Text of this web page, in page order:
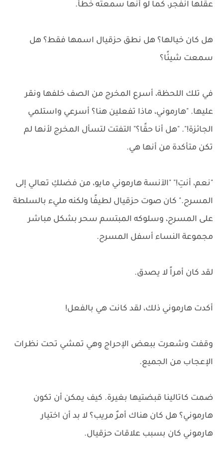
عقلها انفجر، كما لو أنها سمعته خطأً.
هل كان خيالها؟ هل نطق حزقيال اسمها فقط؟ هل
سمعت شيئًا؟
في تلك اللحظة، أسرع المخرج من الصف خلفها ونقر
عليها. "هارموني، ماذا تفعلين هنا؟ أسرعي واستلمي
الجائزة!". "هل أنا حقًا؟" التفتت لتسأل المخرج لأنها لم
تكن متأكدة من أنها هي.
"نعم، أنتِ!" "الآنسة هارموني مايو، من فضلكِ تعالي إلى
المسرح." كان صوت حزقيال لطيفًا ولكنه مليء بالسلطة
على المسرح، وسلوكه المبتسم سحر بشكل مباشر
مجموعة النساء أسفل المسرح.
لقد كان أمراً لا يصدق.
أكدت هارموني ذلك، لقد كانت هي بالفعل!
وقفت وشعرت ببعض الإحراج وهي تمشي تحت نظرات
الإعجاب من الجميع.
ضمت كاتالينا قبضتيها بغيرة. كيف يمكن أن تكون
هارموني؟ هل كان هناك أمرٌ مريب؟ لا بد أن اختيار
هارموني كان بسبب علاقات حزقيال.